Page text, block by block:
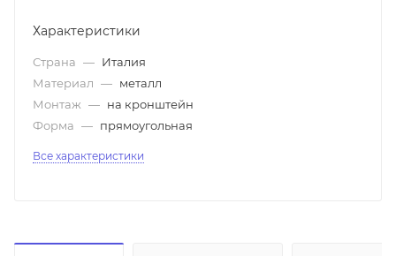
Характеристики
Страна — Италия
Материал — металл
Монтаж — на кронштейн
Форма — прямоугольная
Все характеристики